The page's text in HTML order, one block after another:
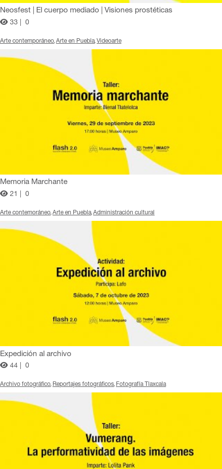
Neosfest | El cuerpo mediado | Visiones prostéticas
33 | 0
Arte contemporáneo Arte en Puebla Videoarte
Memoria Marchante
21 | 0
Arte contemoráneo Arte en Puebla Administración cultural
Expedición al archivo
44 | 0
Archivo fotográfico Reportajes fotográficos Fotografía Tlaxcala